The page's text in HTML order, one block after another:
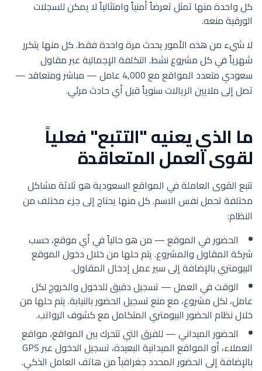
كل واحدة منها تمثل تعرضاً أمنياً وامتثالياً لا يمكن للسجلات
الورقية منعه.
لا شيء من هذه الأمور يحدث مرة واحدة فقط. كل منها يتكرر
شهرياً في كل مشروع نشط. التكلفة الإجمالية عبر مقاول
سعودي متعدد المواقع مع 4,000 عامل — مباشر ومتعاقد —
تصل إلى ملايين الريالات سنوياً قبل أي حادث مرئي.
ما الذي يعنيه "التتبع" فعلياً
لقوى العمل المتعاقدة
تتبع القوى العاملة في المواقع السعودية هو ثلاثة مشاكل
مختلفة تحمل نفس الاسم. كل منها يحتاج إلى جزء مختلف من
النظام:
الحضور في الموقع — من هو حالياً في أي موقع، حسب
شركة المقاول والمشروع. يتم حلها من خلال دخول الموقع
البيومتري بالإضافة إلى سير عمل إدخال المقاول.
الوقت في العمل — تسجيل دقيق للدخول والخروج لكل
عامل، لكل مشروع، مع منع تسجيل الحضور بالنيابة. يتم حلها من
خلال نظام الحضور البيومتري المتكامل مع كشوف الرواتب.
الحضور الميداني — للفرق التي تتحرك بين المواقع، مواقع
العملاء، أو المواقع الميدانية البعيدة، تسجيل الدخول عبر GPS
بالإضافة إلى الحضور المحدد جغرافياً من هاتف العامل الذكي.